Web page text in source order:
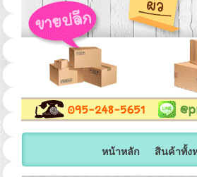
หน้าหลัก สินค้าทั้ง